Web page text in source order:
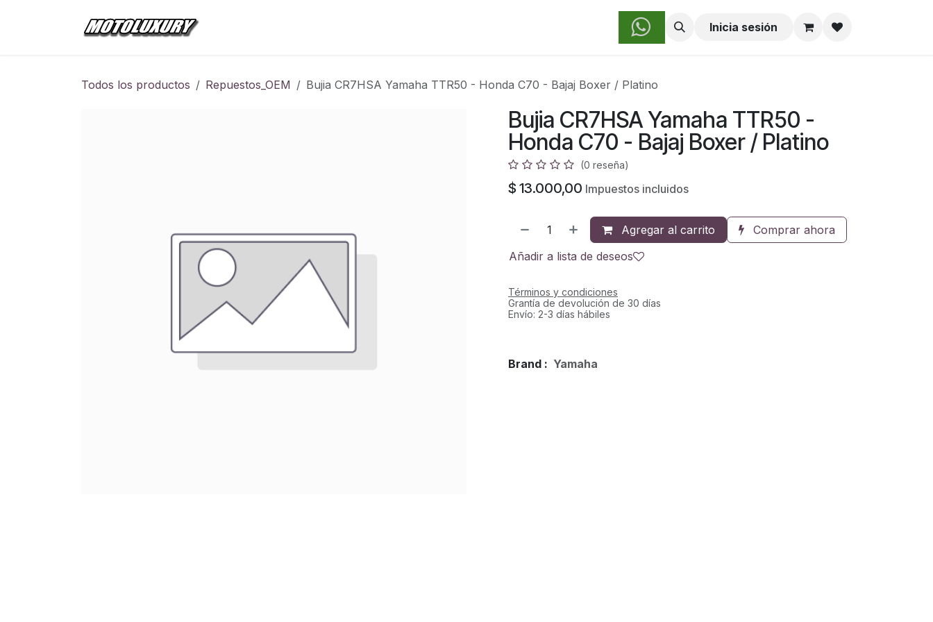
Sobre Nosotros Inicia sesión
Todos los productos Repuestos_OEM Bujia CR7HSA Yamaha TTR50 - Honda C70 - Bajaj Boxer / Platino
Bujia CR7HSA Yamaha TTR50 -
Honda C70 - Bajaj Boxer / Platino
(0 reseña)
$ 13.000,00 Impuestos incluidos
Agregar al carrito
Comprar ahora
Añadir a lista de deseos
Términos y condiciones
Grantía de devolución de 30 días
Envío: 2-3 días hábiles
Brand : Yamaha